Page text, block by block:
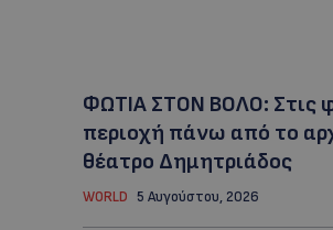
ΦΩΤΙΑ ΣΤΟΝ ΒΟΛΟ: Στις
περιοχή πάνω από το
θέατρο Δημητριάδος
WORLD 5 Αυγούστου, 2026